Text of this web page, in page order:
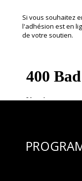
Si vous souhaitez
l'adhésion est en
de votre soutien.